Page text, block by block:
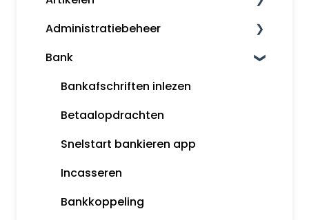
Boekjaar afsluiten
Margeregeling
Overzichten
Rapportages
Inkopen
Artikelomzetgroepen
Artikelbeheer
Administratiebeheer
Administratiebeheer
Gebruikers en rechten
Mijn Snelstart
Bank
Bankafschriften inlezen
Betaalopdrachten
Snelstart bankieren app
Incasseren
Bankkoppeling